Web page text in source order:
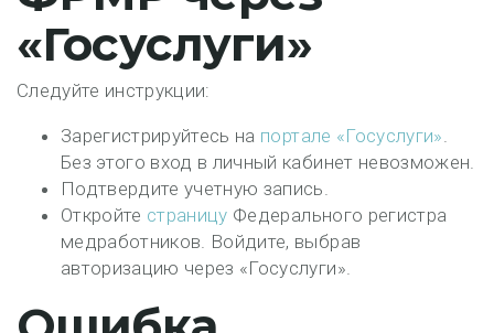
«Госуслуги»
Следуйте инструкции:
Зарегистрируйтесь на портале «Госуслуги».
Без этого вход в личный кабинет невозможен.
Подтвердите учетную запись.
Откройте страницу Федерального регистра
медработников. Войдите, выбрав
авторизацию через «Госуслуги».